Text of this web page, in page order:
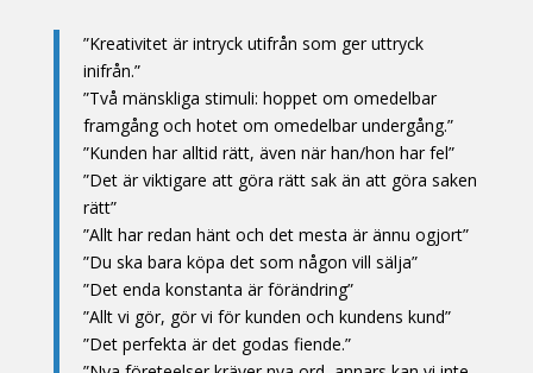
”Kreativitet är intryck utifrån som ger uttryck
inifrån.”
”Två mänskliga stimuli: hoppet om omedelbar
framgång och hotet om omedelbar undergång.”
”Kunden har alltid rätt, även när han/hon har fel”
”Det är viktigare att göra rätt sak än att göra saken
rätt”
”Allt har redan hänt och det mesta är ännu ogjort”
”Du ska bara köpa det som någon vill sälja”
”Det enda konstanta är förändring”
”Allt vi gör, gör vi för kunden och kundens kund”
”Det perfekta är det godas fiende.”